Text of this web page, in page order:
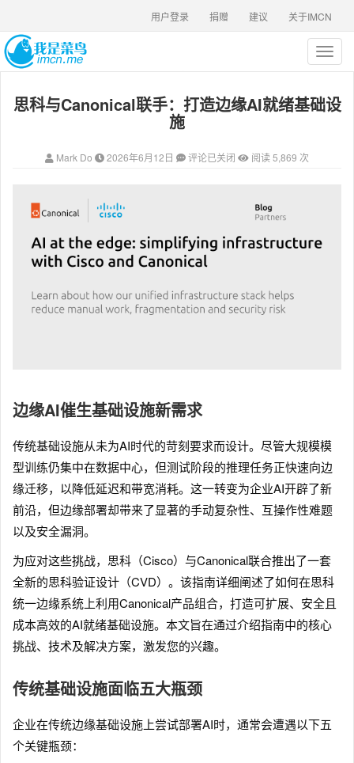
关于IMCN
建议
捐赠
用户登录
T
o
g
l
思科与Canonical联手：打造边缘AI就绪基础设
施
Mark Do 2026年6月12日 评论已关闭 阅读 5,869 次
边缘AI催生基础设施新需求
传统基础设施从未为AI时代的苛刻要求而设计。尽管大规模模
型训练仍集中在数据中心，但测试阶段的推理任务正快速向边
缘迁移，以降低延迟和带宽消耗。这一转变为企业AI开辟了新
前沿，但边缘部署却带来了显著的手动复杂性、互操作性难题
以及安全漏洞。
为应对这些挑战，思科（Cisco）与Canonical联合推出了一套
全新的思科验证设计（CVD）。该指南详细阐述了如何在思科
统一边缘系统上利用Canonical产品组合，打造可扩展、安全且
成本高效的AI就绪基础设施。本文旨在通过介绍指南中的核心
挑战、技术及解决方案，激发您的兴趣。
传统基础设施面临五大瓶颈
企业在传统边缘基础设施上尝试部署AI时，通常会遭遇以下五
个关键瓶颈：